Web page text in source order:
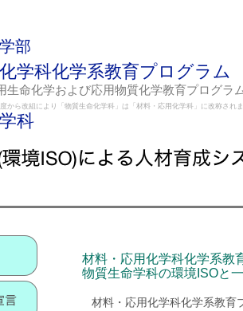
学科化学系教育プログラム
および応用物質化学教育プログラ
科
部
から改組により「物質生命化学科」は「材料・応用化学科」に改称され
材料・応用化学科化学系教
物質生命学科の環境ISOと
材料・応用化学科化学系教育